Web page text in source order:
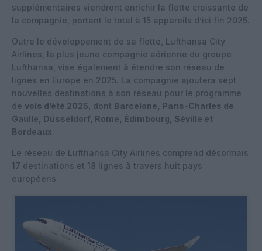
supplémentaires viendront enrichir la flotte croissante de
la compagnie, portant le total à 15 appareils d’ici fin 2025.
Outre le développement de sa flotte, Lufthansa City
Airlines, la plus jeune compagnie aérienne du groupe
Lufthansa, vise également à étendre son réseau de
lignes en Europe en 2025. La compagnie ajoutera sept
nouvelles destinations à son réseau pour le programme
de vols d’été 2025 , dont Barcelone, Paris-Charles de
Gaulle, Düsseldorf, Rome, Édimbourg, Séville et
Bordeaux.
Le réseau de Lufthansa City Airlines comprend désormais
17 destinations et 18 lignes à travers huit pays
européens.